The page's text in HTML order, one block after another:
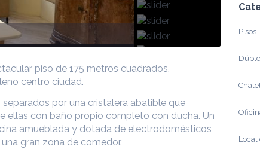
piso de 175 metros cuadrados,
centro ciudad.
por una cristalera abatible que
ellas con baño propio completo con ducha. Un
amueblada y dotada de electrodomésticos
gran zona de comedor.
Pisos